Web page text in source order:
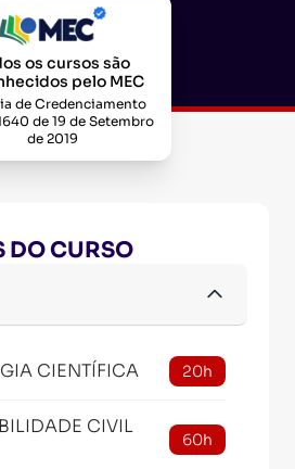
os cursos são
pelo MEC
de Credenciamento
de 19 de Setembro
de 2019
DO CURSO
CIENTÍFICA 20h
CIVIL
60h